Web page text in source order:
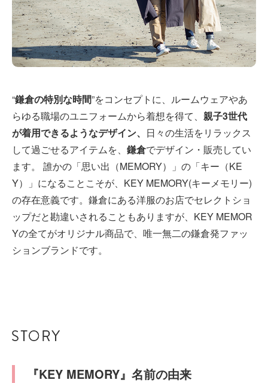
“鎌倉の特別な時間”をコンセプトに、ルームウェアやあ
らゆる職場のユニフォームから着想を得て、 親子3世代
が着用できるようなデザイン、 日々の生活をリラックス
して過ごせるアイテムを、 鎌倉でデザイン・販売してい
ます。 誰かの「思い出（MEMORY）」の「キー（KE
Y）」になることこそが、KEY MEMORY(キーメモリー)
の存在意義です。鎌倉にある洋服のお店でセレクトショ
ップだと勘違いされることもありますが、KEY MEMOR
Yの全てがオリジナル商品で、唯一無二の鎌倉発ファッ
ションブランドです。
『KEY MEMORY』名前の由来